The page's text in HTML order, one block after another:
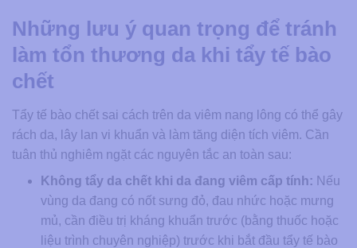
Những lưu ý quan trọng để tránh
làm tổn thương da khi tẩy tế bào
chết
Tẩy tế bào chết sai cách trên da viêm nang lông có thể gây
rách da, lây lan vi khuẩn và làm tăng diện tích viêm. Cần
tuân thủ nghiêm ngặt các nguyên tắc an toàn sau:
Không tẩy da chết khi da đang viêm cấp tính: Nếu
vùng da đang có nốt sưng đỏ, đau nhức hoặc mưng
mủ, cần điều trị kháng khuẩn trước (bằng thuốc hoặc
liệu trình chuyên nghiệp) trước khi bắt đầu tẩy tế bào